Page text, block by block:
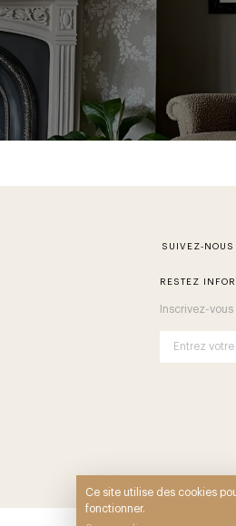
SUIVEZ-NOUS
RESTEZ
Inscrivez-
Ce site utilise des cookies
fonctionner.